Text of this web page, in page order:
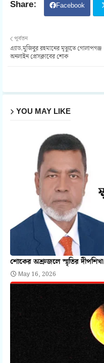
Facebook
ter
পূর্বতন
এ্যাড.মুজিবুর রহমানের মৃত্যুতে গোলাপগঞ্জ
অনলাইন প্রেসক্লাবের শোক
YOU MAY LIKE
শোকের অশ্রুজলে স্মৃতির দীপশিখা
May 16, 2026